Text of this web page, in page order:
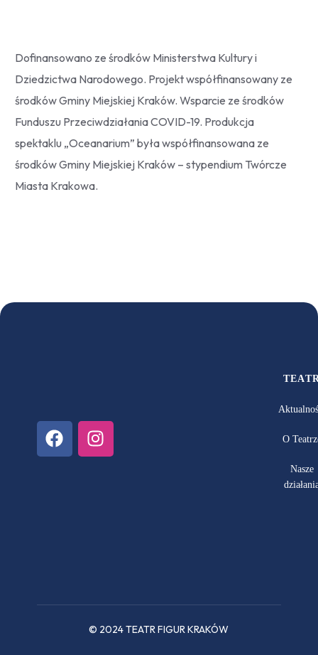
Dofinansowano ze środków Ministerstwa Kultury i
Dziedzictwa Narodowego. Projekt współfinansowany ze
środków Gminy Miejskiej Kraków. Wsparcie ze środków
Funduszu Przeciwdziałania COVID-19. Produkcja
spektaklu „Oceanarium” była współfinansowana ze
środków Gminy Miejskiej Kraków – stypendium Twórcze
Miasta Krakowa.
O
Nasze
© 2024 TEATR FIGUR KRAKÓW